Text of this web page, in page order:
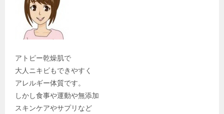
アトピー乾燥肌で
大人ニキビもできやすく
アレルギー体質です。
しかし食事や運動や無添加
スキンケアやサプリなど